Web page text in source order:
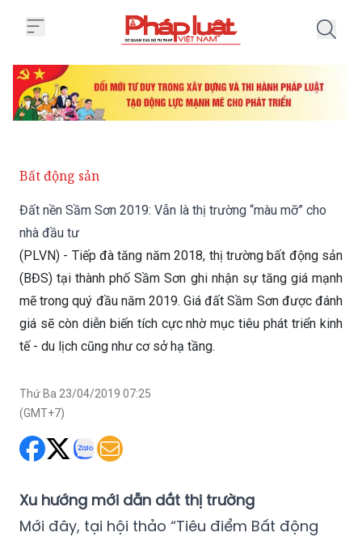
Bất động sản
Đất nền Sầm Sơn 2019: Vẫn là thị trường “màu mỡ” cho
nhà đầu tư
(PLVN) - Tiếp đà tăng năm 2018, thị trường bất động sản
(BĐS) tại thành phố Sầm Sơn ghi nhận sự tăng giá mạnh
mẽ trong quý đầu năm 2019. Giá đất Sầm Sơn được đánh
giá sẽ còn diễn biến tích cực nhờ mục tiêu phát triển kinh
tế - du lịch cũng như cơ sở hạ tầng.
Thứ Ba 23/04/2019 07:25
(GMT+7)
Xu hướng mới dẫn dắt thị trường
Mới đây, tại hội thảo “Tiêu điểm Bất động